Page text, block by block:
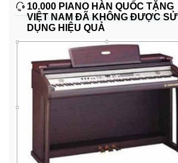
10.000 PIANO HÀN QUỐC TẶNG
VIỆT NAM ĐÃ KHÔNG ĐƯỢC SỬ
DỤNG HIỆU QUẢ